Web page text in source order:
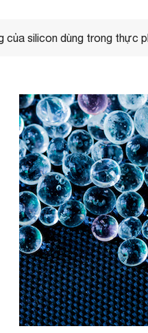
silicon dùng trong thực